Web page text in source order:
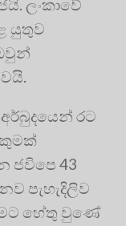
ලංකාවේ
යුතුව
රට
ජවිපෙ 43
පැහැදිලිව
හේතු වුණේ